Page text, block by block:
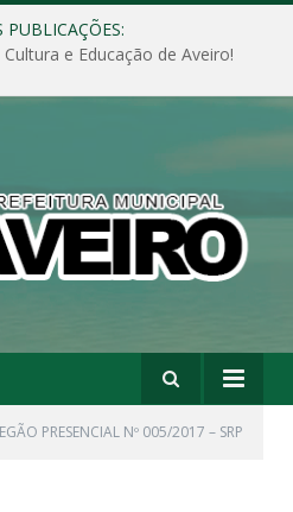
e Educação de Aveiro!
PRESENCIAL Nº 005/2017 – SRP